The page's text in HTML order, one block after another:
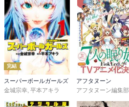
完結
スーパーボールガールズ
金城宗幸, 平本アキラ
アフタヌーン
アフタヌーン編集部